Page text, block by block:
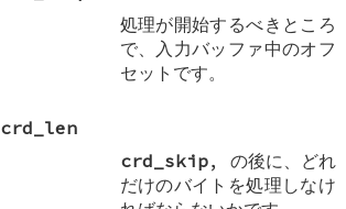
処理が開始するべきところ
で、入力バッファ中のオフ
セットです。
crd_len
crd_skip, の後に、どれ
だけのバイトを処理しなけ